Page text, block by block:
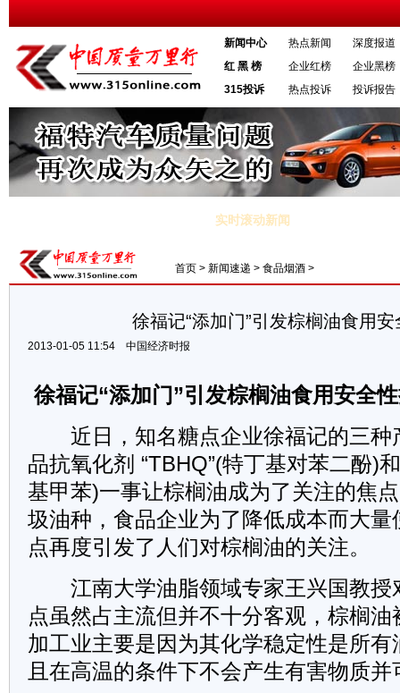
新闻中心 热点新闻
深度报道
红 黑 榜
企业红榜
企业黑榜
315投诉
热点投诉 投诉报告
实时滚动新闻
油条超长保质期 9个月食用没问题 ·节后连上8天班 “8连班”你抑郁么
首页 > 新闻速递 > 食品烟酒 >
徐福记“添加门”引发棕榈油食用
2013-01-05 11:54 中国经济时报
徐福记“添加门”引发棕榈油食用安全
近日，知名糖点企业徐福记的三种
品抗氧化剂 “TBHQ”(特丁基对苯二酚)
基甲苯)一事让棕榈油成为了关注的焦
圾油种，食品企业为了降低成本而大量
点再度引发了人们对棕榈油的关注。
江南大学油脂领域专家王兴国教授
点虽然占主流但并不十分客观，棕榈
加工业主要是因为其化学稳定性是所
且在高温的条件下不会产生有害物质